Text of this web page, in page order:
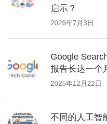
启示？
2026年7月3日
Google
报告长达一个
2025年12月22日
不同的人工智